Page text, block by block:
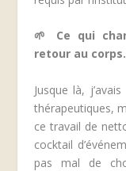
🌱 Ce qui
retour au corps.
Jusque là,
thérapeutiques,
ce travail de
cocktail
pas mal de